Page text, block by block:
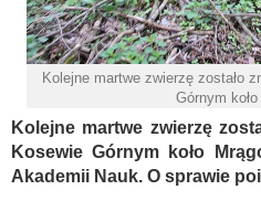
Kolejne martwe zwierzę zostało
Górnym
Kolejne martwe zwierzę
Kosewie Górnym koło
Akademii Nauk. O sprawie